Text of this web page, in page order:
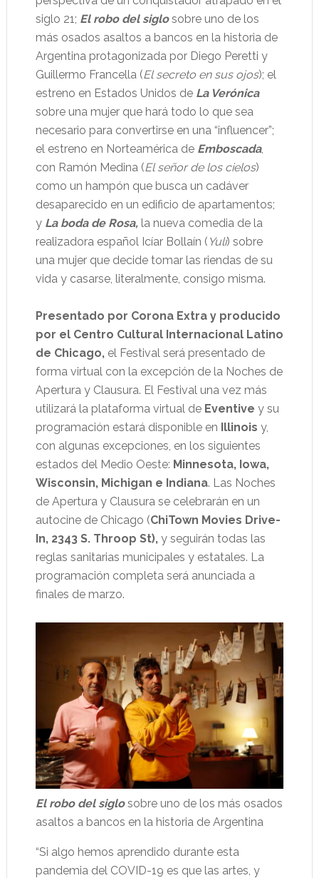
siglo 21; El robo del siglo sobre uno de los
más osados asaltos a bancos en la historia de
Argentina protagonizada por Diego Peretti y
Guillermo Francella (El secreto en sus ojos); el
estreno en Estados Unidos de La Verónica
sobre una mujer que hará todo lo que sea
necesario para convertirse en una “influencer”;
el estreno en Norteamérica de Emboscada,
con Ramón Medina (El señor de los cielos)
como un hampón que busca un cadáver
desaparecido en un edificio de apartamentos;
y La boda de Rosa, la nueva comedia de la
realizadora español Icíar Bollaín ( Yuli) sobre
una mujer que decide tomar las riendas de su
vida y casarse, literalmente, consigo misma.
Presentado por Corona Extra y producido
por el Centro Cultural Internacional Latino
de Chicago,el Festival será presentado de
forma virtual con la excepción de la Noches de
Apertura y Clausura. El Festival una vez más
utilizará la plataforma virtual de Eventive y su
programación estará disponible en Illinois y,
con algunas excepciones, en los siguientes
estados del Medio Oeste: Minnesota, Iowa,
Wisconsin, Michigan e Indiana. Las Noches
de Apertura y Clausura se celebrarán en un
autocine de Chicago (ChiTown Movies Drive-
In, 2343 S. Throop St), y seguirán todas las
reglas sanitarias municipales y estatales. La
programación completa será anunciada a
finales de marzo.
El robo del siglosobre uno de los más osados
asaltos a bancos en la historia de Argentina
“Si algo hemos aprendido durante esta
pandemia del COVID-19 es que las artes, y